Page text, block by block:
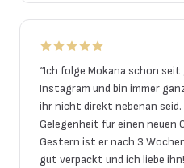
“Ich folge Mokana schon seit
Instagram und bin immer
ihr nicht direkt nebenan seid.
Gelegenheit für einen neuen
Gestern ist er nach 3
gut verpackt und ich liebe